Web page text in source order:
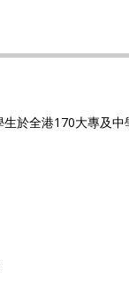
於全港170大專及